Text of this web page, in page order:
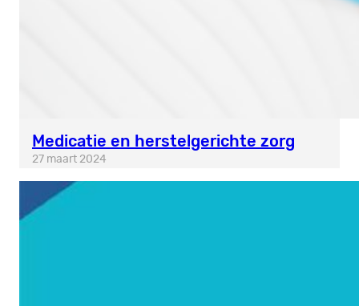
Medicatie en herstelgerichte zorg
27 maart 2024